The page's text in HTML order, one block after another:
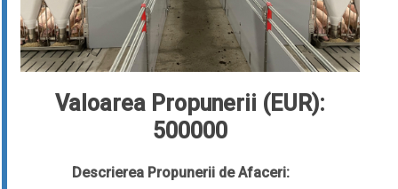
Valoarea Propunerii (EUR):
500000
Descrierea Propunerii de Afaceri: